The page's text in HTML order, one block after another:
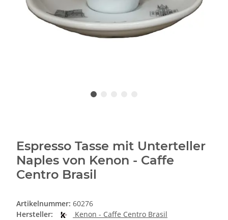
Espresso Tasse mit Unterteller
Naples von Kenon - Caffe
Centro Brasil
Artikelnummer: 60276
Hersteller:
Kenon - Caffe Centro Brasil